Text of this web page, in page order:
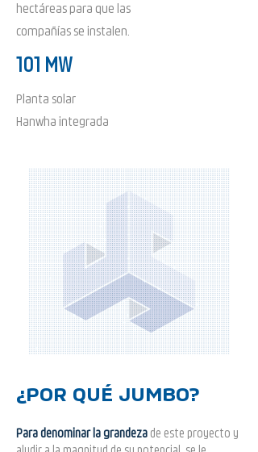
hectáreas para que las
compañías se instalen.
101 MW
Planta solar
Hanwha integrada
¿POR QUÉ JUMBO?
Para denominar la grandeza de este proyecto y